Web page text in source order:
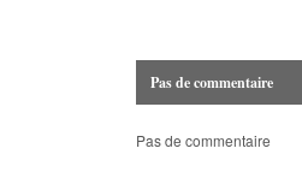
Pas de commentaire
Pas de commentaire